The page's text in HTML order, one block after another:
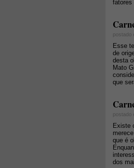
fatores
postado
Esse
de
desta
Mato
que
postado
Existe
que é
dos